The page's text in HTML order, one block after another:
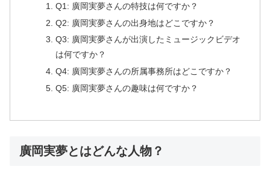
Q1: 廣岡実夢さんの特技は何ですか？
Q2: 廣岡実夢さんの出身地はどこですか？
Q3: 廣岡実夢さんが出演したミュージックビデオ
は何ですか？
Q4: 廣岡実夢さんの所属事務所はどこですか？
Q5: 廣岡実夢さんの趣味は何ですか？
廣岡実夢とはどんな人物？